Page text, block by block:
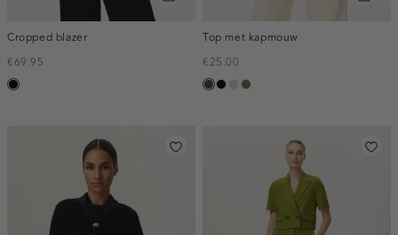
Cropped blazer
€69.95
zwart
Top met kapmouw
€25.00
chocozwarttaupe,
groen,